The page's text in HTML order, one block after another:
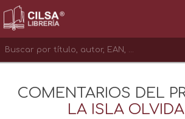
INICIAR SESIÓN
COMENTARIOS DEL
LA ISLA